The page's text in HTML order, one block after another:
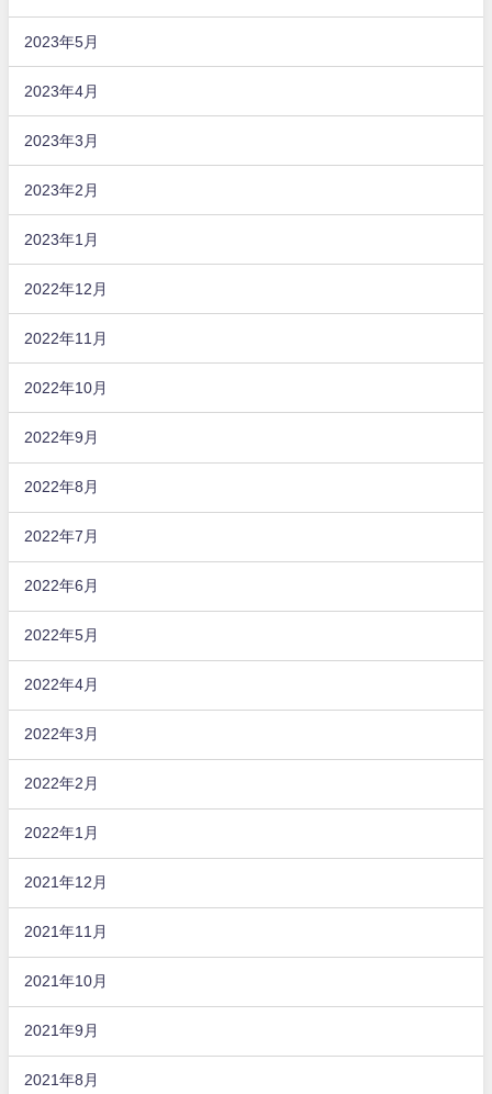
2023年5月
2023年4月
2023年3月
2023年2月
2023年1月
2022年12月
2022年11月
2022年10月
2022年9月
2022年8月
2022年7月
2022年6月
2022年5月
2022年4月
2022年3月
2022年2月
2022年1月
2021年12月
2021年11月
2021年10月
2021年9月
2021年8月